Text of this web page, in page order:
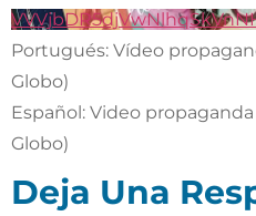
Portugués: Vídeo
Globo)
Español: Video propaganda
Globo)
Deja Una